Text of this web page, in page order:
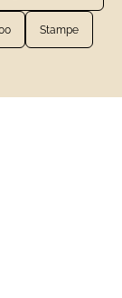
Stampe